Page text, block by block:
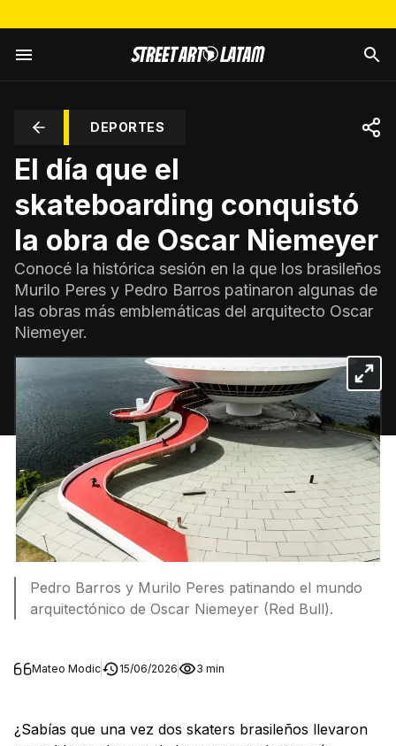
DEPORTES
El día que el
skateboarding conquistó
la obra de Oscar Niemeyer
Conocé la histórica sesión en la que los brasileños
Murilo Peres y Pedro Barros patinaron algunas de
las obras más emblemáticas del arquitecto Oscar
Niemeyer.
Pedro Barros y Murilo Peres patinando el mundo
arquitectónico de Oscar Niemeyer (Red Bull).
Mateo Modic 15/06/2026 3 min
¿Sabías que una vez dos skaters brasileños llevaron